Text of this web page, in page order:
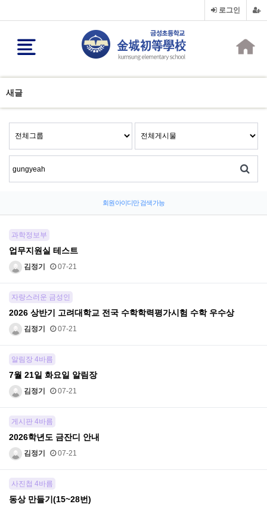
로그인
새글
회원 아이디만 검색 가능
과학정보부
업무지원실 테스트
김정기 07-21
자랑스러운 금성인
2026 상반기 고려대학교 전국 수학학력평가시험 수학 우수상
김정기 07-21
알림장 4바름
7월 21일 화요일 알림장
김정기 07-21
게시판 4바름
2026학년도 금잔디 안내
김정기 07-21
사진첩 4바름
동상 만들기(15~28번)